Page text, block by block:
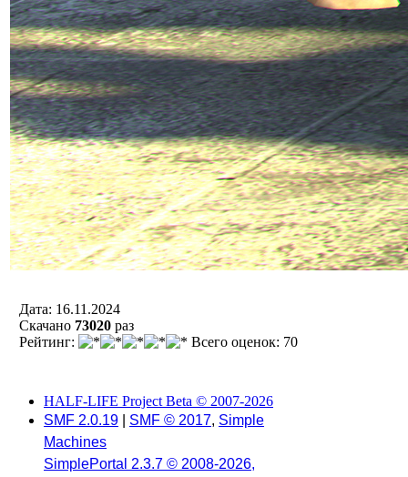
Дата: 16.11.2024
Скачано 73020 раз
Рейтинг:
Всего оценок: 70
HALF-LIFE Project Beta © 2007-2026
SMF 2.0.19
SMF © 2017, Simple
Machines
SimplePortal 2.3.7 © 2008-2026,